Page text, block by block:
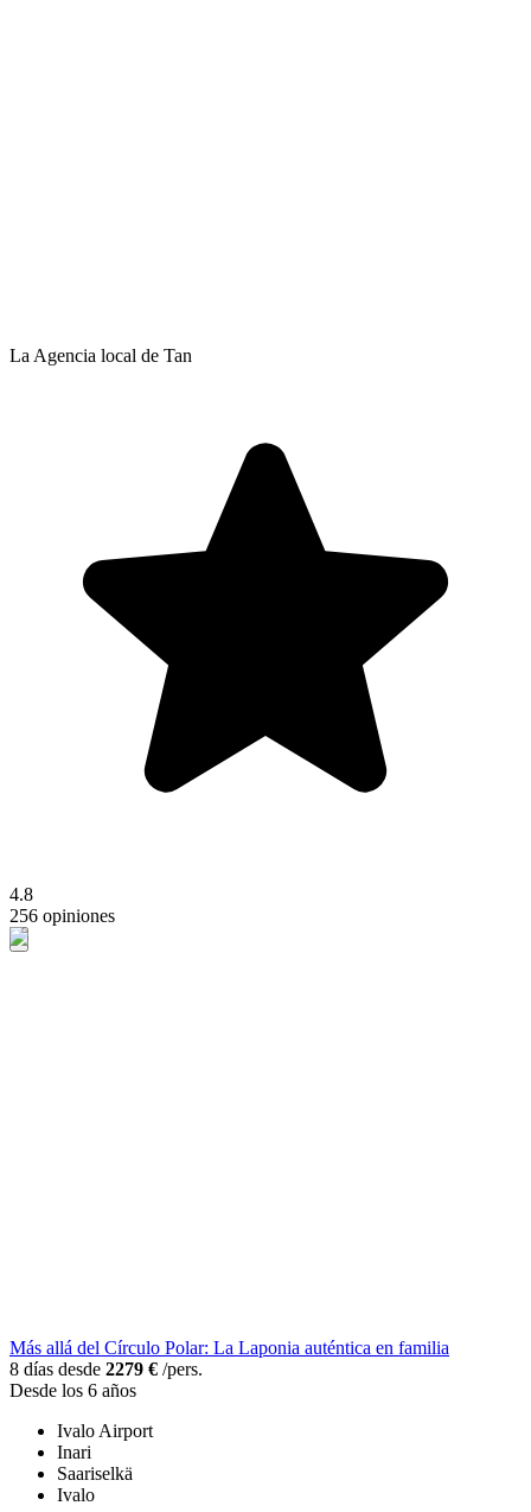
La Agencia local de Tan
4.8
256 opiniones
Más allá del Círculo Polar: La Laponia auténtica en familia
8 días desde 2279 € /pers.
Desde los 6 años
Ivalo Airport
Inari
Saariselkä
Ivalo